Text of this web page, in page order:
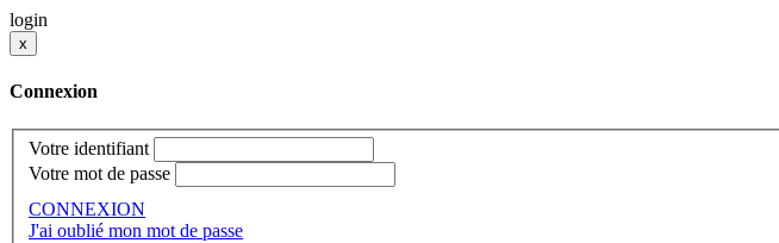
login
x
Connexion
Votre identifiant
Votre mot de passe
CONNEXION
J'ai oublié mon mot de passe